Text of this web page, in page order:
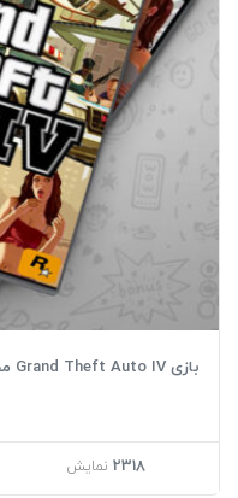
بازی Grand Theft Auto IV مخصوص XBOX 360
2318 نمایش